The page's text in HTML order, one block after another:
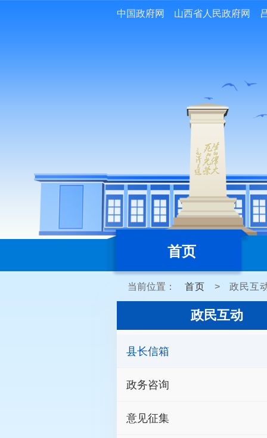
中国政府网 山西省人民政府网
首页
当前位置： 首页 > 政民互
政民互动
县长信箱
政务咨询
意见征集